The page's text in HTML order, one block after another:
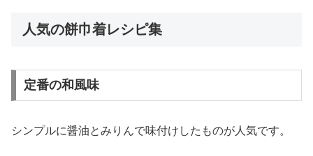
人気の餅巾着レシピ集
定番の和風味
シンプルに醤油とみりんで味付けしたものが人気です。